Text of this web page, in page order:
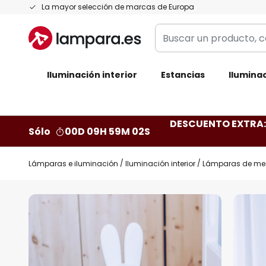
La mayor selección de marcas de Europa
Ir
contenido
Buscar
un
categoría,
Iluminación interior Estancias
Sólo 00D 09H 59M 01S
DESCUENTO
Lámparas e iluminación Iluminación interior Lámparas de
Saltar
al
final
de